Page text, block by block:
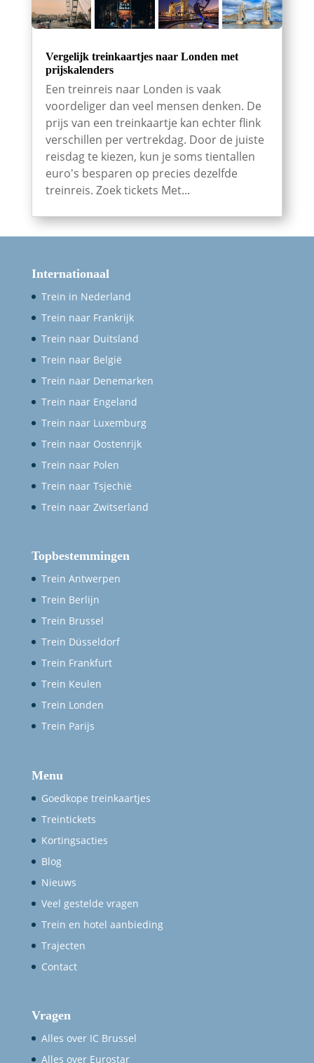
Vergelijk treinkaartjes naar Londen met
prijskalenders
Een treinreis naar Londen is vaak
voordeliger dan veel mensen denken. De
prijs van een treinkaartje kan echter flink
verschillen per vertrekdag. Door de juiste
reisdag te kiezen, kun je soms tientallen
euro's besparen op precies dezelfde
treinreis. Zoek tickets Met...
Internationaal
Trein in Nederland
Trein naar Frankrijk
Trein naar Duitsland
Trein naar België
Trein naar Denemarken
Trein naar Engeland
Trein naar Luxemburg
Trein naar Oostenrijk
Trein naar Polen
Trein naar Tsjechië
Trein naar Zwitserland
Topbestemmingen
Trein Antwerpen
Trein Berlijn
Trein Brussel
Trein Düsseldorf
Trein Frankfurt
Trein Keulen
Trein Londen
Trein Parijs
Menu
Goedkope treinkaartjes
Treintickets
Kortingsacties
Blog
Nieuws
Veel gestelde vragen
Trein en hotel aanbieding
Trajecten
Contact
Vragen
Alles over IC Brussel
Alles over Eurostar